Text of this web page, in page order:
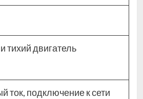
тихий двигатель
ток, подключение к сети